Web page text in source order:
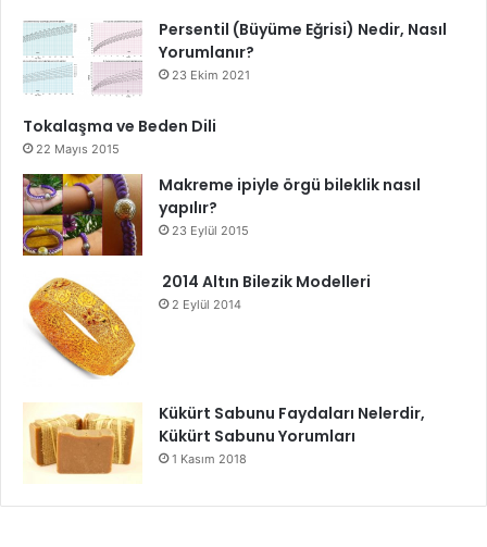
Persentil (Büyüme Eğrisi) Nedir, Nasıl
Yorumlanır?
23 Ekim 2021
Tokalaşma ve Beden Dili
22 Mayıs 2015
Makreme ipiyle örgü bileklik nasıl
yapılır?
23 Eylül 2015
2014 Altın Bilezik Modelleri
2 Eylül 2014
Kükürt Sabunu Faydaları Nelerdir,
Kükürt Sabunu Yorumları
1 Kasım 2018